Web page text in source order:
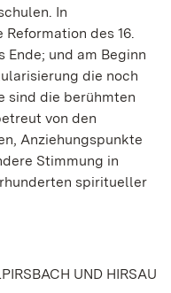
In
des 16.
und am Beginn
die noch
sind die berühmten
von den
Anziehungspunkte
Stimmung in
spiritueller
UND HIRSAU